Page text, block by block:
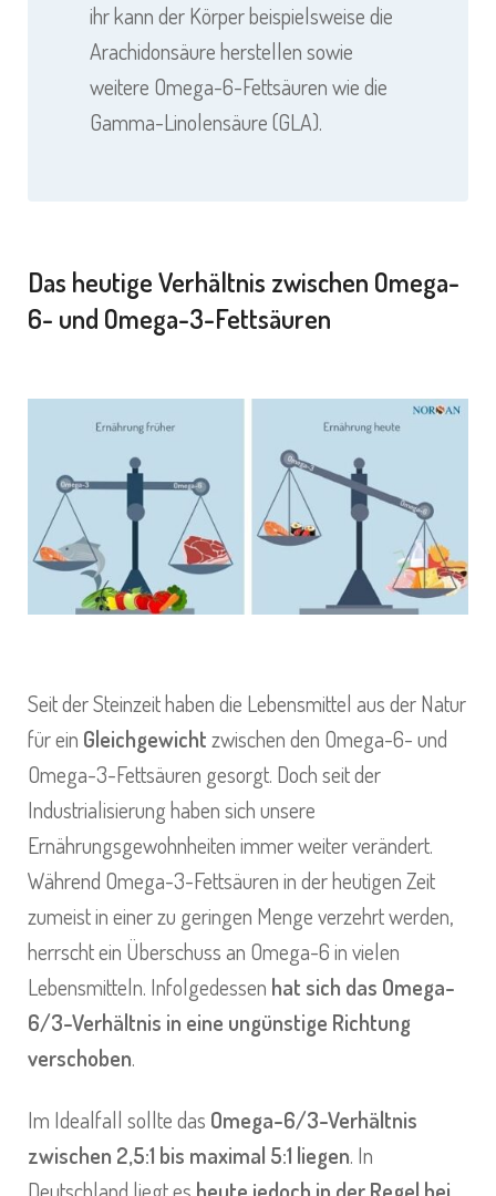
ihr kann der Körper beispielsweise die
Arachidonsäure herstellen sowie
weitere Omega-6-Fettsäuren wie die
Gamma-Linolensäure (GLA).
Das heutige Verhältnis zwischen Omega-
6- und Omega-3-Fettsäuren
Seit der Steinzeit haben die Lebensmittel aus der Natur
für ein Gleichgewichtzwischen den Omega-6- und
Omega-3-Fettsäuren gesorgt. Doch seit der
Industrialisierung haben sich unsere
Ernährungsgewohnheiten immer weiter verändert.
Während Omega-3-Fettsäuren in der heutigen Zeit
zumeist in einer zu geringen Menge verzehrt werden,
herrscht ein Überschuss an Omega-6 in vielen
Lebensmitteln. Infolgedessen hat sich das Omega-
6/3-Verhältnis in eine ungünstige Richtung
verschoben.
Im Idealfall sollte das Omega-6/3-Verhältnis
zwischen 2,5:1 bis maximal 5:1 liegen. In